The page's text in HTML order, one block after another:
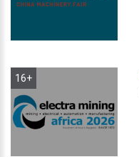
16+